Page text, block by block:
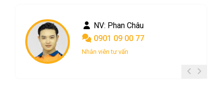
NV: Phan Châu
0901 09 00 77
Nhân viên tư vấn